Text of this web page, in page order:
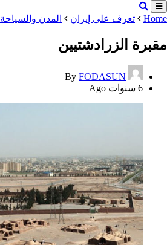
Home تعرف على إيران المدن والسياحة
مقبرة الزرادشتيین
By FODASUN
6 سنوات Ago